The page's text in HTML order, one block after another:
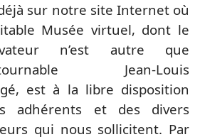
sur notre site Internet où
Musée virtuel, dont le
n’est autre que
Jean-Louis
est à la libre disposition
adhérents et des divers
qui nous sollicitent. Par